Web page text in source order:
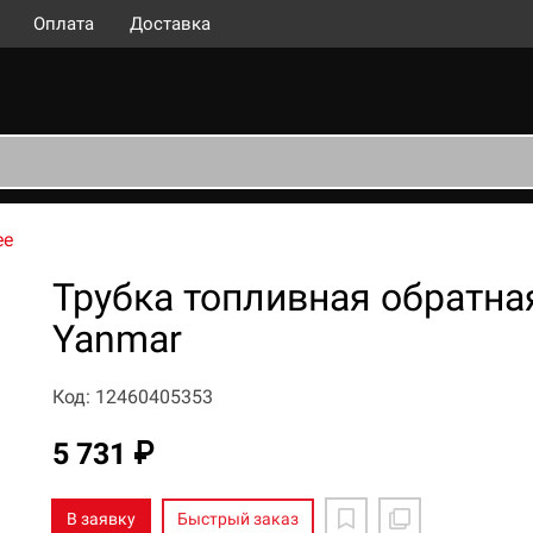
Оплата Доставка
Трубка топливная
Yanmar
Код: 12460405353
5 731 ₽
В заявку Быстрый заказ